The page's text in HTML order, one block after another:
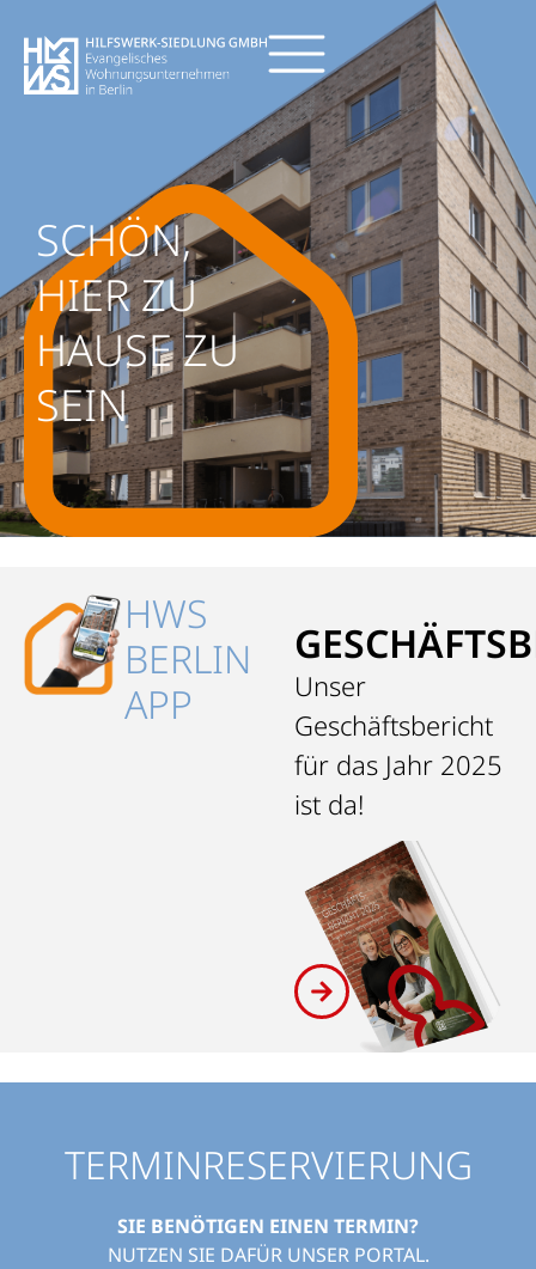
SCHÖN,
HIER ZU
HAUSE ZU
SEIN
HWS
BERLIN
APP
Unser
Geschäftsbericht
für das Jahr 2025
ist da!
TERMINRESERVIERUNG
SIE BENÖTIGEN EINEN TERMIN?
NUTZEN SIE DAFÜR UNSER PORTAL.